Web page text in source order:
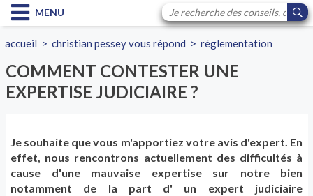
MENU
accueil >christian pessey vous répond >réglementation
COMMENT CONTESTER UNE
EXPERTISE JUDICIAIRE ?
Je souhaite que vous m'apportiez votre avis d'expert. En
effet, nous rencontrons actuellement des difficultés à
cause d'une mauvaise expertise sur notre bien
notamment de la part d' un expert judiciaire